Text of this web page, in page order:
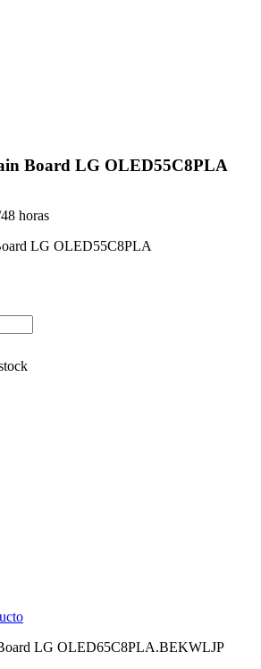
Board LG OLED55C8PLA
horas
LG OLED55C8PLA
LG OLED65C8PLA.BEKWLJP